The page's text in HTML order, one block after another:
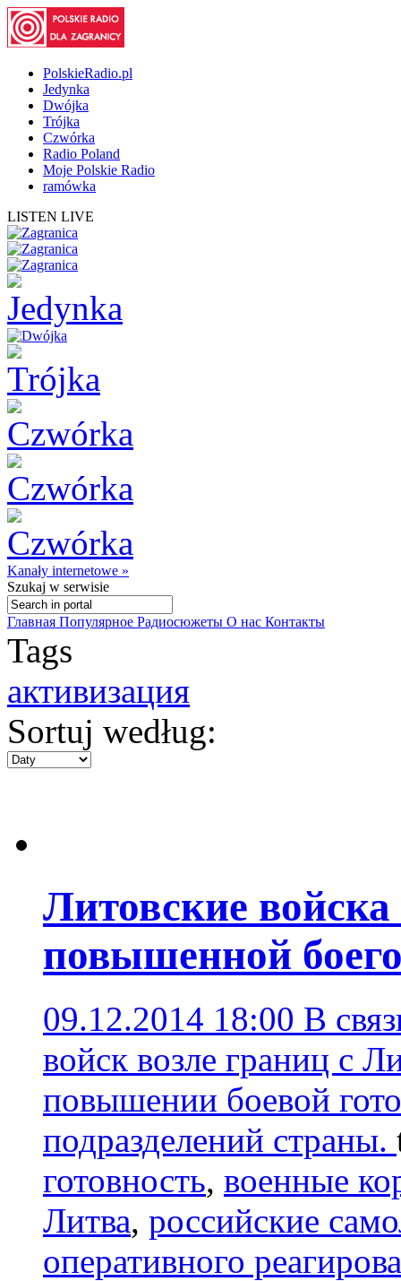
PolskieRadio.pl
Jedynka
Dwójka
Trójka
Czwórka
Radio Poland
Moje Polskie Radio
ramówka
LISTEN LIVE
Kanały internetowe »
Szukaj w serwisie
Главная Популярное Радиосюжеты О нас Контакты
Tags
активизация
Sortuj według:
Литовские
повышенной
09.12.2014 18:00 В
войск возле границ с
повышении боевой
подразделений страны.
готовность, военные
Литва, российские
оперативного